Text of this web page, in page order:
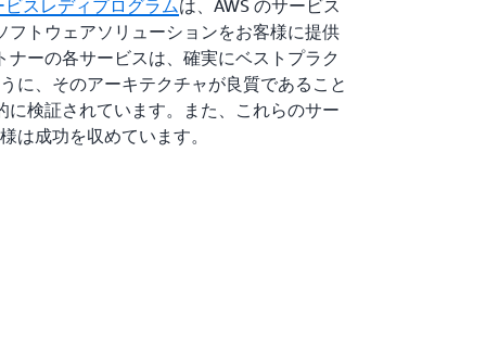
ビスレディプログラムは、AWS のサービス
フトウェアソリューションをお客様に提供
ナーの各サービスは、確実にベストプラク
に、そのアーキテクチャが良質であること
に検証されています。また、これらのサー
は成功を収めています。